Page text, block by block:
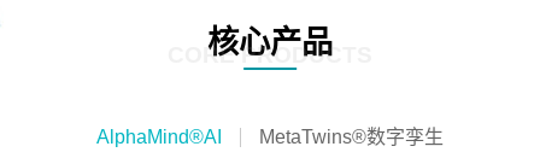
核心产品
CORE PRODUCTS
AlphaMind®AI MetaTwins®数字孪生